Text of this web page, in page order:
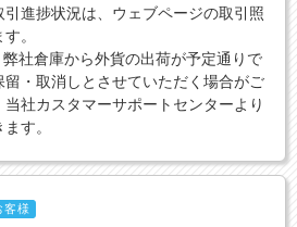
進捗状況は、ウェブページの取引照
。
社倉庫から外貨の出荷が予定通りで
留・取消しとさせていただく場合がご
社カスタマーサポートセンターより
す。
客様